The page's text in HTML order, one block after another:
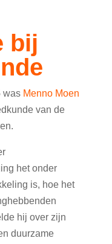
bij
was Menno Moen
van de
het onder
is, hoe het
hij over zijn
duurzame